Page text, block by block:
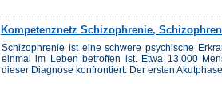
Kompetenznetz Schizophrenie,
Schizophrenie ist eine schwere psychische
einmal im Leben betroffen ist. Etwa 13.000
dieser Diagnose konfrontiert. Der ersten